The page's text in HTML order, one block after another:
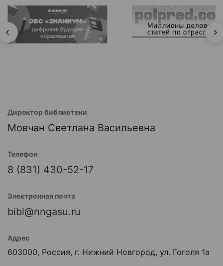
Директор библиотеки
Мовчан Светлана Васильевна
Телефон
8 (831) 430-52-17
Электронная почта
bibl@nngasu.ru
Адрес
603000, Россия, г. Нижний Новгород, ул. Гоголя 1а